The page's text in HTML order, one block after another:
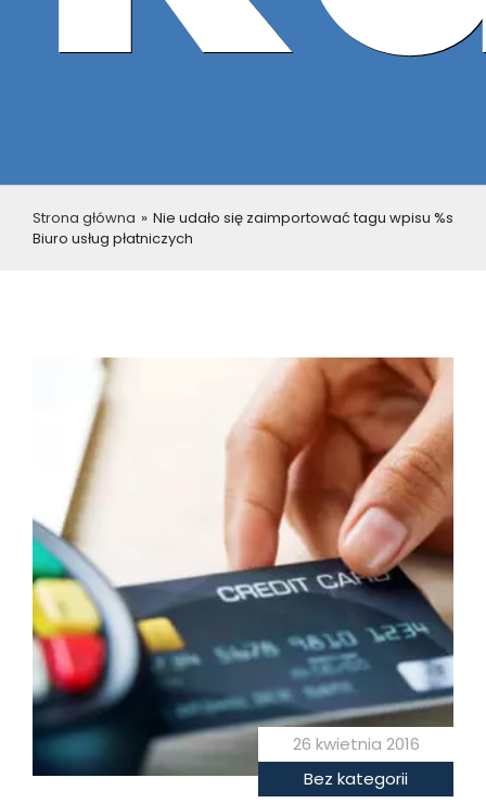
Strona główna » Nie udało się zaimportować tagu wpisu %s
Biuro usług płatniczych
26 kwietnia 2016
Bez kategorii